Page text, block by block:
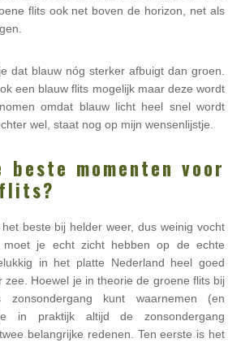
flits ook net boven de horizon, net als
dat blauw nóg sterker afbuigt dan groen.
een blauw flits mogelijk maar deze wordt
omdat blauw licht heel snel wordt
wel, staat nog op mijn wensenlijstje.
beste momenten voor
beste bij helder weer, dus weinig vocht
je echt zicht hebben op de echte
in het platte Nederland heel goed
zee. Hoewel je in theorie de groene flits bij
kunt waarnemen (en
in praktijk altijd de zonsondergang
belangrijke redenen. Ten eerste is het